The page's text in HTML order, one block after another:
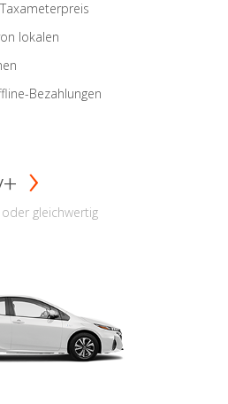
lokalen
Bezahlungen
gleichwertig